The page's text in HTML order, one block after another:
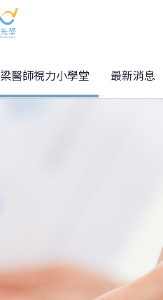
梁醫師視力小學堂 最新消息